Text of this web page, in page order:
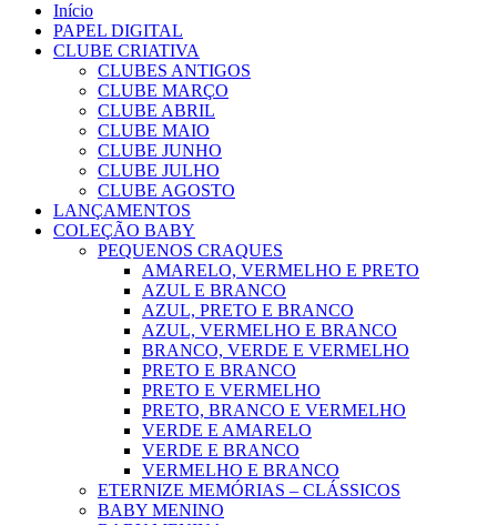
Início
PAPEL DIGITAL
CLUBE CRIATIVA
CLUBES ANTIGOS
CLUBE MARÇO
CLUBE ABRIL
CLUBE MAIO
CLUBE JUNHO
CLUBE JULHO
CLUBE AGOSTO
LANÇAMENTOS
COLEÇÃO BABY
PEQUENOS CRAQUES
AMARELO, VERMELHO E PRETO
AZUL E BRANCO
AZUL, PRETO E BRANCO
AZUL, VERMELHO E BRANCO
BRANCO, VERDE E VERMELHO
PRETO E BRANCO
PRETO E VERMELHO
PRETO, BRANCO E VERMELHO
VERDE E AMARELO
VERDE E BRANCO
VERMELHO E BRANCO
ETERNIZE MEMÓRIAS – CLÁSSICOS
BABY MENINO